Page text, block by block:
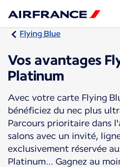
Flying Blue
Vos avantages
Platinum
Avec votre carte Flying
bénéficiez du nec plus
Parcours prioritaire dans
salons avec un invité,
exclusivement réservée
Platinum… Gagnez au